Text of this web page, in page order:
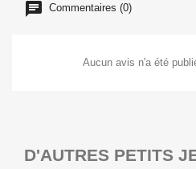
Commentaires (0)
Aucun avis n'a été
D'AUTRES PETITS